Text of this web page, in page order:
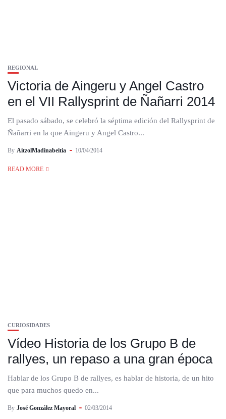
REGIONAL
Victoria de Aingeru y Angel Castro
en el VII Rallysprint de Ñañarri 2014
El pasado sábado, se celebró la séptima edición del Rallysprint de
Ñañarri en la que Aingeru y Angel Castro...
By AitzolMadinabeitia 10/04/2014
READ MORE
CURIOSIDADES
Vídeo Historia de los Grupo B de
rallyes, un repaso a una gran época
Hablar de los Grupo B de rallyes, es hablar de historia, de un hito
que para muchos quedo en...
By José González Mayoral 02/03/2014